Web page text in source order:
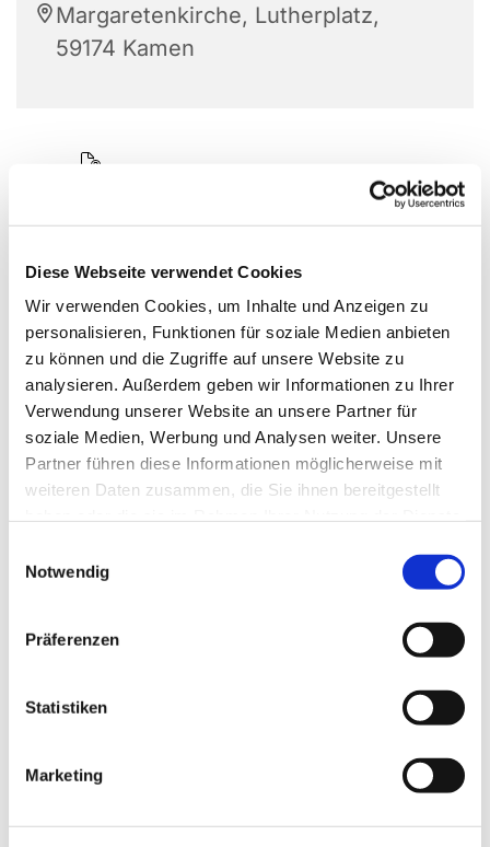
Diese Webseite verwendet Cookies
Wir verwenden Cookies, um Inhalte und Anzeigen zu
personalisieren, Funktionen für soziale Medien anbieten
zu können und die Zugriffe auf unsere Website zu
analysieren. Außerdem geben wir Informationen zu Ihrer
Verwendung unserer Website an unsere Partner für
soziale Medien, Werbung und Analysen weiter. Unsere
Partner führen diese Informationen möglicherweise mit
weiteren Daten zusammen, die Sie ihnen bereitgestellt
Notwendig
Präferenzen
Statistiken
Marketing
Margaretenkirche, Lutherplatz,
59174 Kamen